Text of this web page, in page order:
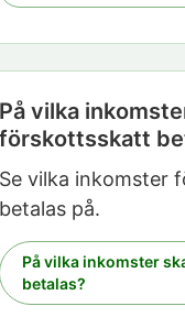
På vilka
förskottsskatt
Se vilka inkomster
betalas på.
På vilka inkomster
betalas?